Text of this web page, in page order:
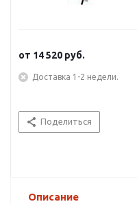
от 14 520 руб.
Доставка 1-2 недели.
Поделиться
Описание